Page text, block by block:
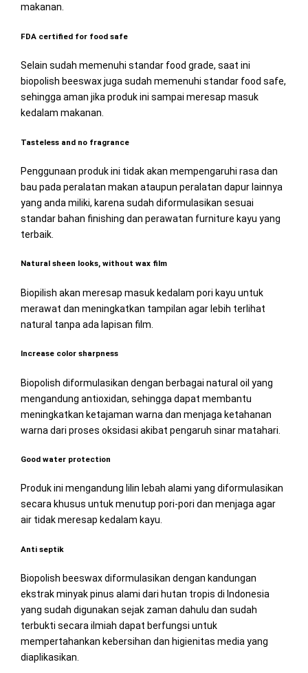
makanan.
FDA certified for food safe
Selain sudah memenuhi standar food grade, saat ini
biopolish beeswax juga sudah memenuhi standar food safe,
sehingga aman jika produk ini sampai meresap masuk
kedalam makanan.
Tasteless and no fragrance
Penggunaan produk ini tidak akan mempengaruhi rasa dan
bau pada peralatan makan ataupun peralatan dapur lainnya
yang anda miliki, karena sudah diformulasikan sesuai
standar bahan finishing dan perawatan furniture kayu yang
terbaik.
Natural sheen looks, without wax film
Biopilish akan meresap masuk kedalam pori kayu untuk
merawat dan meningkatkan tampilan agar lebih terlihat
natural tanpa ada lapisan film.
Increase color sharpness
Biopolish diformulasikan dengan berbagai natural oil yang
mengandung antioxidan, sehingga dapat membantu
meningkatkan ketajaman warna dan menjaga ketahanan
warna dari proses oksidasi akibat pengaruh sinar matahari.
Good water protection
Produk ini mengandung lilin lebah alami yang diformulasikan
secara khusus untuk menutup pori-pori dan menjaga agar
air tidak meresap kedalam kayu.
Anti septik
Biopolish beeswax diformulasikan dengan kandungan
ekstrak minyak pinus alami dari hutan tropis di Indonesia
yang sudah digunakan sejak zaman dahulu dan sudah
terbukti secara ilmiah dapat berfungsi untuk
mempertahankan kebersihan dan higienitas media yang
diaplikasikan.